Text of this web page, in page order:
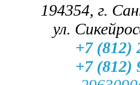
194354, г.
ул.
+7 (812)
+7 (812)